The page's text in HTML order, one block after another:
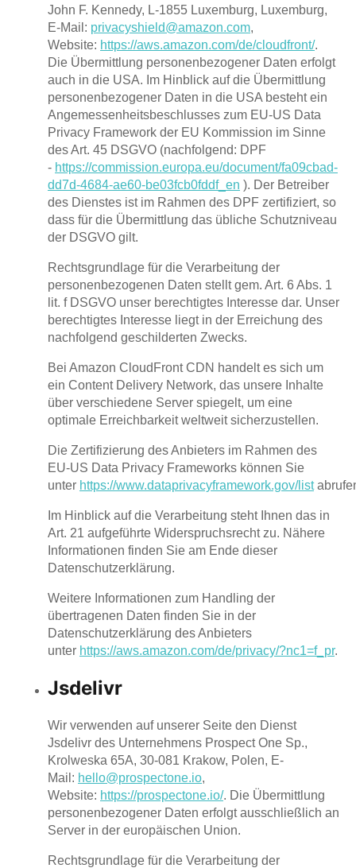
John F. Kennedy, L-1855 Luxemburg, Luxemburg,
E-Mail: privacyshield@amazon.com,
Website: https://aws.amazon.com/de/cloudfront/.
Die Übermittlung personenbezogener Daten erfolgt
auch in die USA. Im Hinblick auf die Übermittlung
personenbezogener Daten in die USA besteht ein
Angemessenheitsbeschlusses zum EU-US Data
Privacy Framework der EU Kommission im Sinne
des Art. 45 DSGVO (nachfolgend: DPF
- https://commission.europa.eu/document/fa09cbad-
dd7d-4684-ae60-be03fcb0fddf_en ). Der Betreiber
des Dienstes ist im Rahmen des DPF zertifiziert, so
dass für die Übermittlung das übliche Schutzniveau
der DSGVO gilt.
Rechtsgrundlage für die Verarbeitung der
personenbezogenen Daten stellt gem. Art. 6 Abs. 1
lit. f DSGVO unser berechtigtes Interesse dar. Unser
berechtigtes Interesse liegt in der Erreichung des
nachfolgend geschilderten Zwecks.
Bei Amazon CloudFront CDN handelt es sich um
ein Content Delivery Network, das unsere Inhalte
über verschiedene Server spiegelt, um eine
optimale Erreichbarkeit weltweit sicherzustellen.
Die Zertifizierung des Anbieters im Rahmen des
EU-US Data Privacy Frameworks können Sie
unter https://www.dataprivacyframework.gov/list
Im Hinblick auf die Verarbeitung steht Ihnen das in
Art. 21 aufgeführte Widerspruchsrecht zu. Nähere
Informationen finden Sie am Ende dieser
Datenschutzerklärung.
Weitere Informationen zum Handling der
übertragenen Daten finden Sie in der
Datenschutzerklärung des Anbieters
unter https://aws.amazon.com/de/privacy/?nc1=f_pr.
Jsdelivr
Wir verwenden auf unserer Seite den Dienst
Jsdelivr des Unternehmens Prospect One Sp.,
Krolweska 65A, 30-081 Krakow, Polen, E-
Mail: hello@prospectone.io,
Website: https://prospectone.io/. Die Übermittlung
personenbezogener Daten erfolgt ausschließlich an
Server in der europäischen Union.
Rechtsgrundlage für die Verarbeitung der